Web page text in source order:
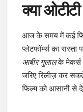
क्या
आज के समय में कई
प्लेटफॉर्म्स का
आबीर गुलालके मेकर्स
जरिए रिलीज़ कर
फिल्म को आसानी से